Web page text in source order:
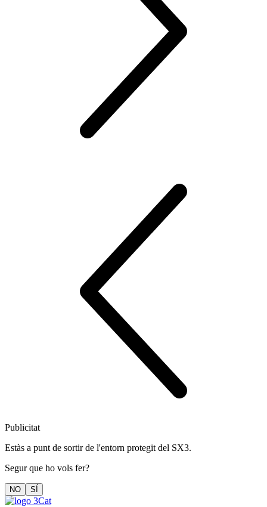
Publicitat
Estàs a punt de sortir de l'entorn protegit del SX3.
Segur que ho vols fer?
NO SÍ